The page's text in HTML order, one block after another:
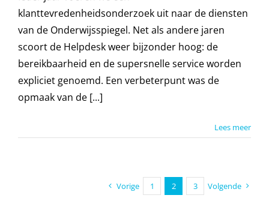
klanttevredenheidsonderzoek uit naar de diensten
van de Onderwijsspiegel. Net als andere jaren
scoort de Helpdesk weer bijzonder hoog: de
bereikbaarheid en de supersnelle service worden
expliciet genoemd. Een verbeterpunt was de
opmaak van de [...]
Lees meer
Vorige 1 2 3 Volgende